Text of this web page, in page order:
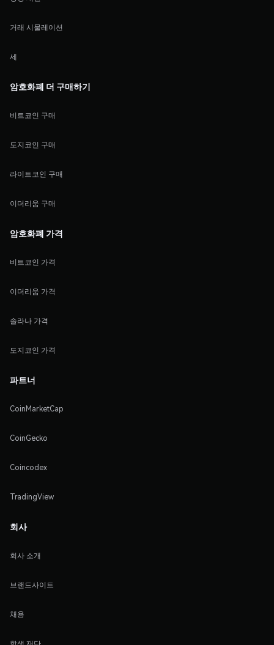
거래 시물레이션
세
암호화폐 더 구매하기
비트코인 구매
도지코인 구매
라이트코인 구매
이더리움 구매
암호화폐 가격
비트코인 가격
이더리움 가격
솔라나 가격
도지코인 가격
파트너
CoinMarketCap
CoinGecko
Coincodex
TradingView
회사
회사 소개
브랜드사이트
채용